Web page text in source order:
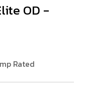
OD -
Rated